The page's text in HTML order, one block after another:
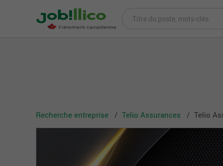
Recherche entreprise Telio Assurances Telio